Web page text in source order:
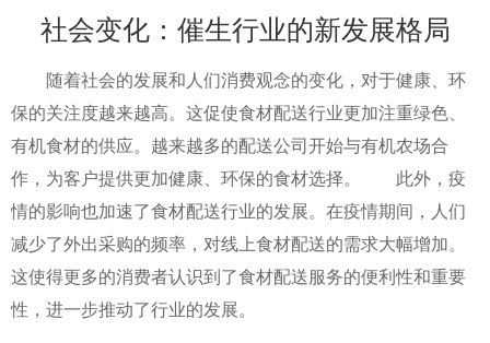
社会变化：催生行业的新发展格局
随着社会的发展和人们消费观念的变化，对于健康、环
保的关注度越来越高。这促使食材配送行业更加注重绿色、
有机食材的供应。越来越多的配送公司开始与有机农场合
作，为客户提供更加健康、环保的食材选择。 此外，疫
情的影响也加速了食材配送行业的发展。在疫情期间，人们
减少了外出采购的频率，对线上食材配送的需求大幅增加。
这使得更多的消费者认识到了食材配送服务的便利性和重要
性，进一步推动了行业的发展。